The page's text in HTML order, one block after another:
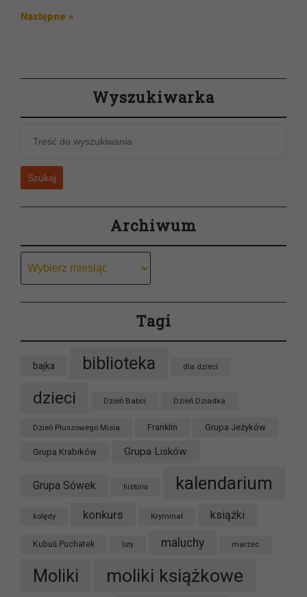
Następny
Następne »
Wyszukiwarka
Szukaj
Archiwum
Tagi
bajka biblioteka dla dzieci
dzieci Dzień Babci Dzień Dziadka
Dzień Pluszowego Misia Franklin Grupa Jeżyków
Grupa Krabików Grupa Lisków
Grupa Sówek historia kalendarium
kolędy konkurs Kryminał książki
Kubuś Puchatek luty maluchy marzec
Moliki moliki książkowe